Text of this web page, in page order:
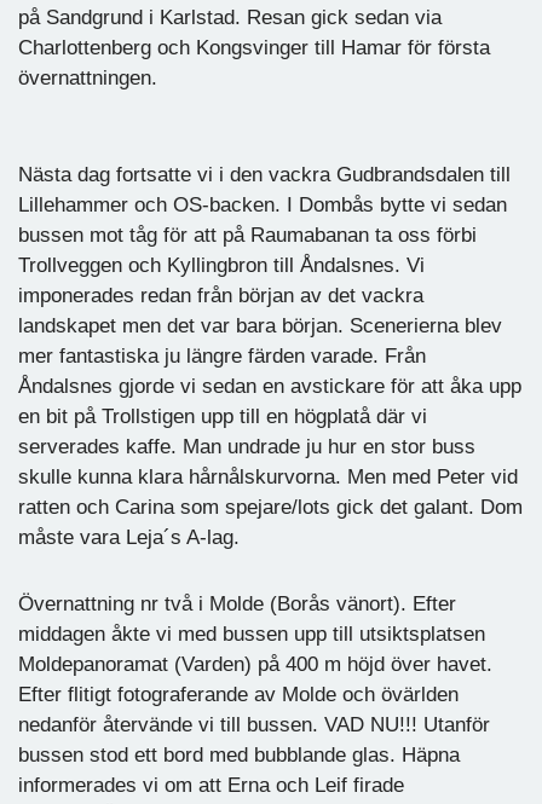
på Sandgrund i Karlstad. Resan gick sedan via
Charlottenberg och Kongsvinger till Hamar för första
övernattningen.
Nästa dag fortsatte vi i den vackra Gudbrandsdalen till
Lillehammer och OS-backen. I Dombås bytte vi sedan
bussen mot tåg för att på Raumabanan ta oss förbi
Trollveggen och Kyllingbron till Åndalsnes. Vi
imponerades redan från början av det vackra
landskapet men det var bara början. Scenerierna blev
mer fantastiska ju längre färden varade. Från
Åndalsnes gjorde vi sedan en avstickare för att åka upp
en bit på Trollstigen upp till en högplatå där vi
serverades kaffe. Man undrade ju hur en stor buss
skulle kunna klara hårnålskurvorna. Men med Peter vid
ratten och Carina som spejare/lots gick det galant. Dom
måste vara Leja´s A-lag.
Övernattning nr två i Molde (Borås vänort). Efter
middagen åkte vi med bussen upp till utsiktsplatsen
Moldepanoramat (Varden) på 400 m höjd över havet.
Efter flitigt fotograferande av Molde och övärlden
nedanför återvände vi till bussen. VAD NU!!! Utanför
bussen stod ett bord med bubblande glas. Häpna
informerades vi om att Erna och Leif firade